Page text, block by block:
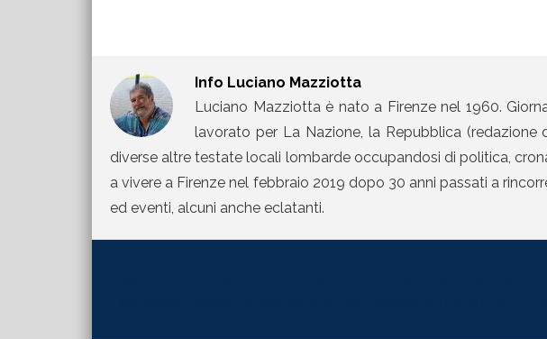
Info Luciano Mazziotta
Luciano Mazziotta è nato a Firenze nel 1960.
lavorato per La Nazione, la Repubblica (redazione
diverse altre testate locali lombarde occupandosi di politica,
a vivere a Firenze nel febbraio 2019 dopo 30 anni passati a
ed eventi, alcuni anche eclatanti.